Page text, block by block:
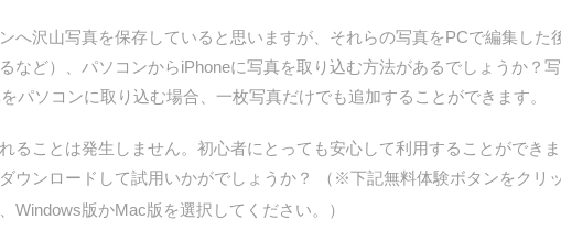
へ沢山写真を保存していると思いますが、それらの写真をPCで編集した
など）、パソコンからiPhoneに写真を取り込む方法があるでしょうか？
パソコンに取り込む場合、一枚写真だけでも追加することができます。
ることは発生しません。初心者にとっても安心して利用することができ
ウンロードして試用いかがでしょうか？ （※下記無料体験ボタンをクリ
Windows版かMac版を選択してください。）